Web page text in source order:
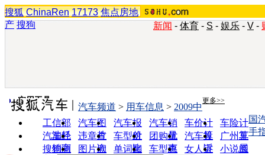
搜狐 ChinaRen 17173 焦点房地
产 搜狗 新闻 - 体育 - S - 娱乐 - V -
实用工具 更多>>
工信部
油耗
汽车图
片
汽车报
价
汽车销
量
车价计
算
车险计
算
汽车经
销商
违章查
询
车型对
比
团购优
惠
汽车投
诉
广州车
展
搜狗浏
图片欣
单词翻
车型查
女人宝
小说阅
汽车频道 > 用车信息 > 2009中
国
手